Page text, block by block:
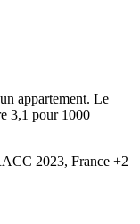
appartement. Le
3,1 pour 1000
2023, France +2